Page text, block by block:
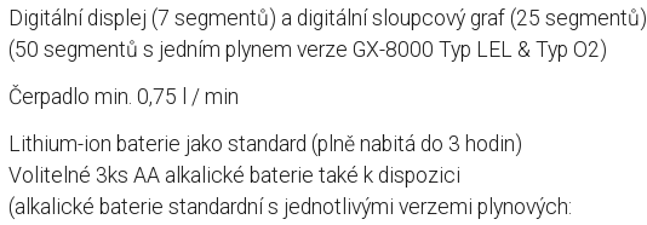
Digitální displej (7 segmentů) a digitální sloupcový graf (25 segmentů)
(50 segmentů s jedním plynem verze GX-8000 Typ LEL & Typ O2)
Čerpadlo min. 0,75 l / min
Lithium-ion baterie jako standard (plně nabitá do 3 hodin)
Volitelné 3ks AA alkalické baterie také k dispozici
(alkalické baterie standardní s jednotlivými verzemi plynových: